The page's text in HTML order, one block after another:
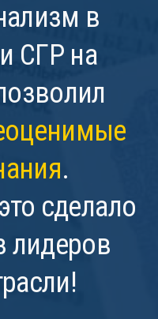
в
СГР на
.
сделало
лидеров